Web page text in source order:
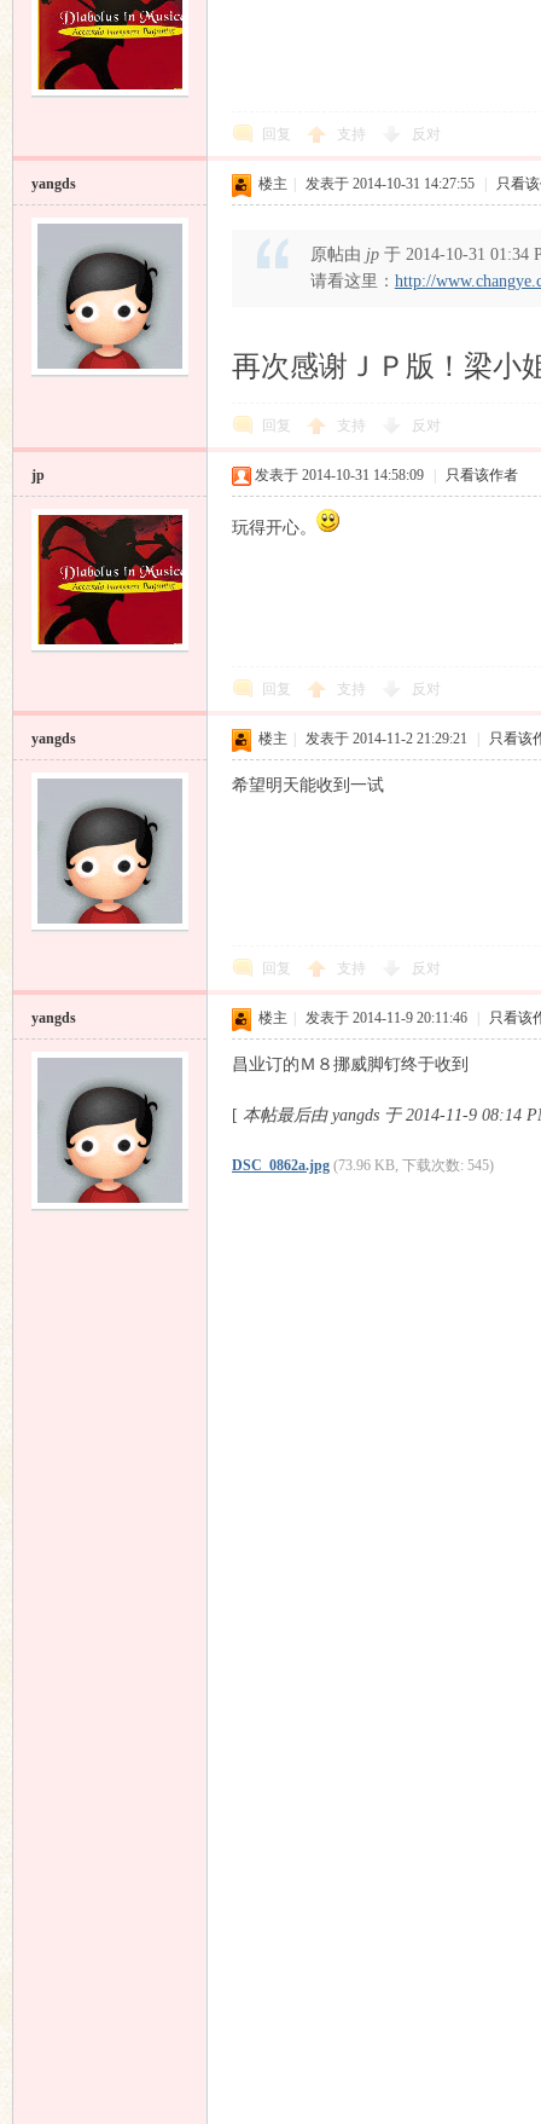
回复 支持 反对
yangds 楼主 发表于 2014-10-31 14:27:55 只看
原帖由 jp于 2014-10-31 01:34
请看这里： http://
再次感谢ＪＰ版！梁小
回复 支持 反对
jp 发表于 2014-10-31 14:58:09 只看该作者
玩得开心。
回复 支持 反对
yangds 楼主 发表于 2014-11-2 21:29:21 只看该
希望明天能收到一试
回复 支持 反对
yangds 楼主 发表于 2014-11-9 20:11:46 只看该
昌业订的Ｍ８挪威脚钉终于收到
[ 本帖最后由 yangds 于 2014-11-9 08:14
DSC_0862a.jpg (73.96 KB, 下载次数: 545)